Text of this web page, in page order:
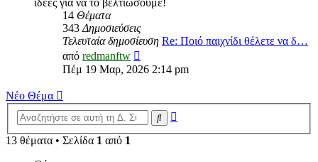
ιδέες για να το βελτιώσουμε!
14 Θέματα
343 Δημοσιεύσεις
Τελευταία δημοσίευση Re: Ποιό παιχνίδι θέλετε να δ…
από redmanftw
της
τελευταίας
Πέμ 19 Μαρ, 2026 2:14 pm
Νέο Θέμα
Αναζήτηση
13 θέματα • Σελίδα 1 από 1